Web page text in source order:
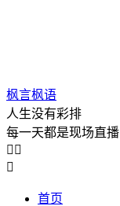
枫言枫语
人生没有彩排
每一天都是现场直播
 

首页